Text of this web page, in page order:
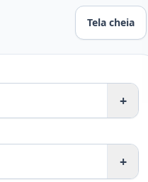
Tela cheia
+
+